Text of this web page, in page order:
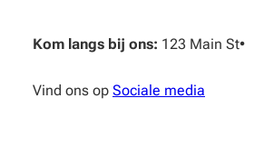
Kom langs bij ons: 123 Main St•
Vind ons op Sociale media